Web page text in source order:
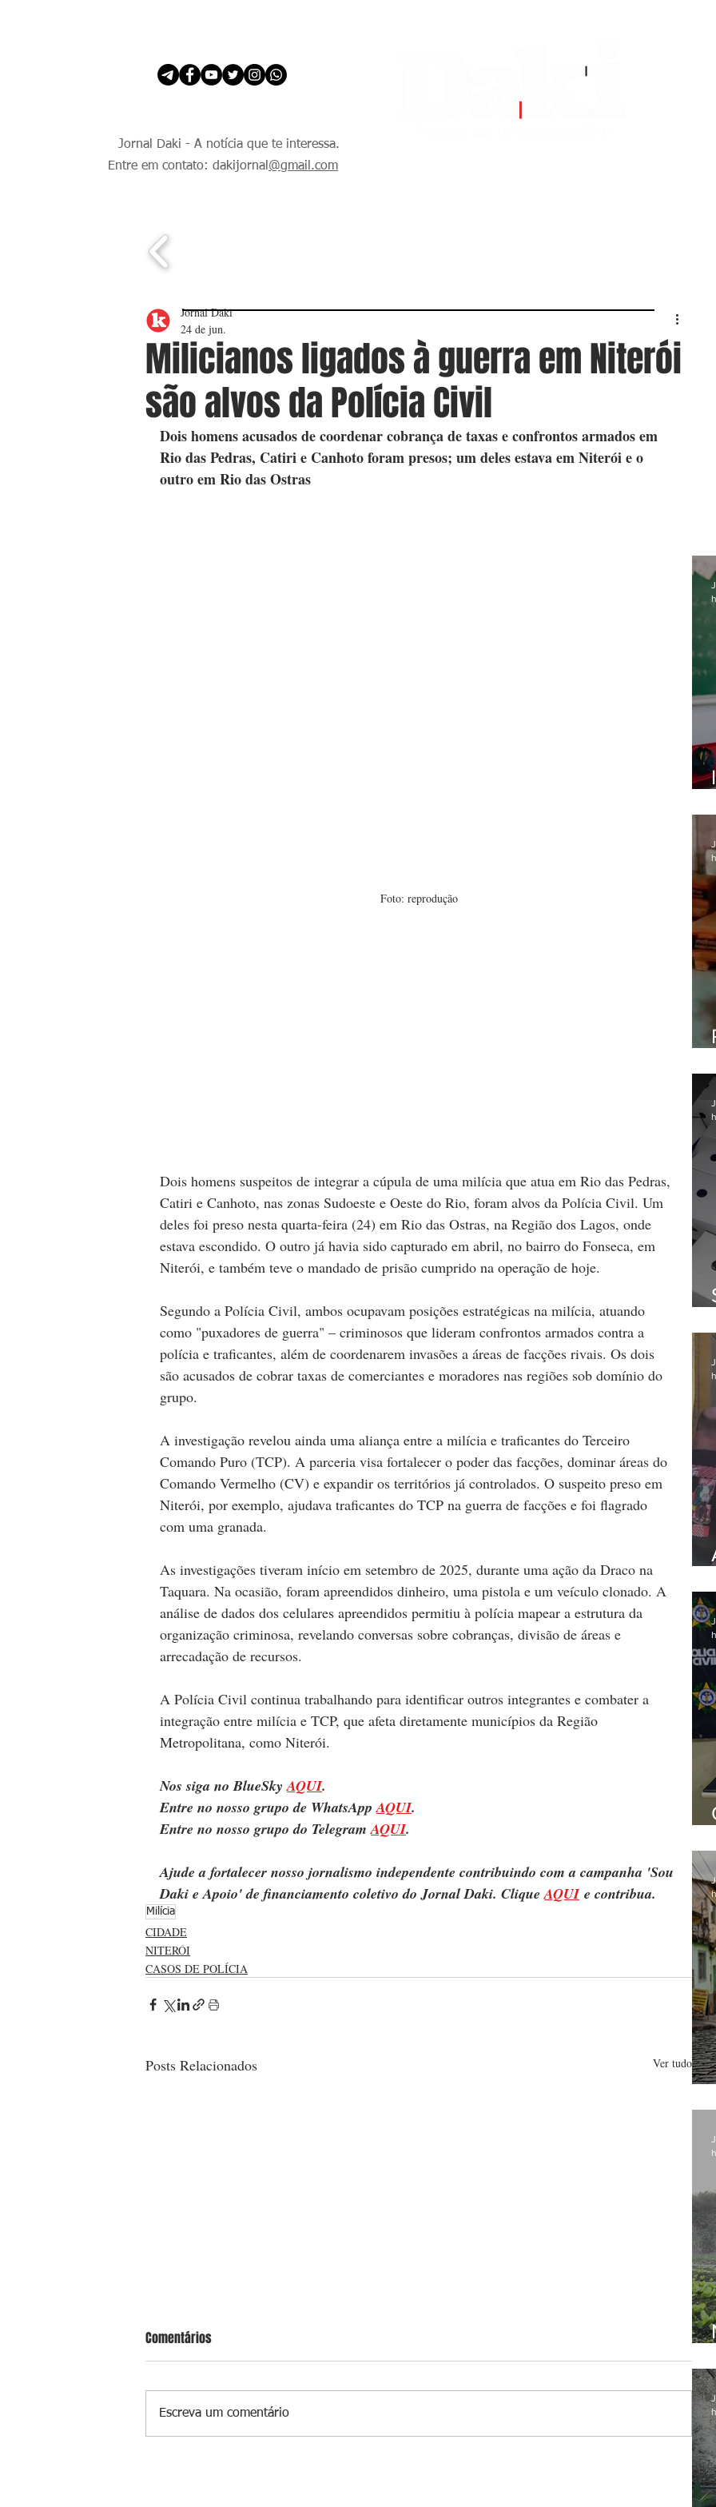
Jornal Daki - A notícia que te interessa.
Entre em contato: dakijornal @gmail.com
Milicianos ligados à guerra em Niterói
são alvos da Polícia Civil
Jornal Daki
24 de jun.
Dois homens acusados de coordenar cobrança de taxas e confrontos armados em
Rio das Pedras, Catiri e Canhoto foram presos; um deles estava em Niterói e o
outro em Rio das Ostras
Foto: reprodução
Dois homens suspeitos de integrar a cúpula de uma milícia que atua em Rio das Pedras,
Catiri e Canhoto, nas zonas Sudoeste e Oeste do Rio, foram alvos da Polícia Civil. Um
deles foi preso nesta quarta-feira (24) em Rio das Ostras, na Região dos Lagos, onde
estava escondido. O outro já havia sido capturado em abril, no bairro do Fonseca, em
Niterói, e também teve o mandado de prisão cumprido na operação de hoje.
Segundo a Polícia Civil, ambos ocupavam posições estratégicas na milícia, atuando
como "puxadores de guerra" – criminosos que lideram confrontos armados contra a
polícia e traficantes, além de coordenarem invasões a áreas de facções rivais. Os dois
são acusados de cobrar taxas de comerciantes e moradores nas regiões sob domínio do
grupo.
A investigação revelou ainda uma aliança entre a milícia e traficantes do Terceiro
Comando Puro (TCP). A parceria visa fortalecer o poder das facções, dominar áreas do
Comando Vermelho (CV) e expandir os territórios já controlados. O suspeito preso em
Niterói, por exemplo, ajudava traficantes do TCP na guerra de facções e foi flagrado
com uma granada.
As investigações tiveram início em setembro de 2025, durante uma ação da Draco na
Taquara. Na ocasião, foram apreendidos dinheiro, uma pistola e um veículo clonado. A
análise de dados dos celulares apreendidos permitiu à polícia mapear a estrutura da
organização criminosa, revelando conversas sobre cobranças, divisão de áreas e
arrecadação de recursos.
A Polícia Civil continua trabalhando para identificar outros integrantes e combater a
integração entre milícia e TCP, que afeta diretamente municípios da Região
Metropolitana, como Niterói.
Nos siga no BlueSky AQUI.
Entre no nosso grupo de WhatsApp AQUI.
Entre no nosso grupo do Telegram AQUI.
Ajude a fortalecer nosso jornalismo independente contribuindo com a campanha 'Sou
Daki e Apoio' de financiamento coletivo do Jornal Daki. Clique AQUI e contribua.
Milícia
CIDADE
NITERÓI
CASOS DE POLÍCIA
Posts Relacionados Ver tudo
Comentários
Escreva um comentário